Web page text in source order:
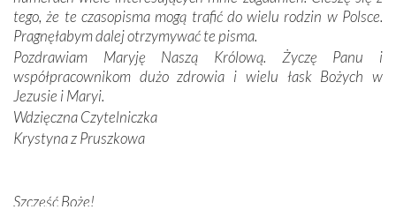
kochanków.
Byli tym razem pośród Apostołów Fatimy reprezentanci
każdego spośród żyjących pokoleń. Najmłodszy uczestnik
liczył sobie 13 lat, zaś senior, pan Zdzisław – już 94.–
Całe życie marzyłem, by tu przyjechać
rozmowie.
Oprócz zapewnienia nam możliwości codziennego
tego, że te czasopisma mogą trafić do wielu rodzin w Polsce.
Pragnęłabym dalej otrzymywać te pisma.
Pozdrawiam Maryję Naszą Królową. Życzę Panu i
współpracownikom dużo zdrowia i wielu łask Bożych w
Jezusie i Maryi.
Wdzięczna Czytelniczka
Krystyna z Pruszkowa
Szczęść Boże!